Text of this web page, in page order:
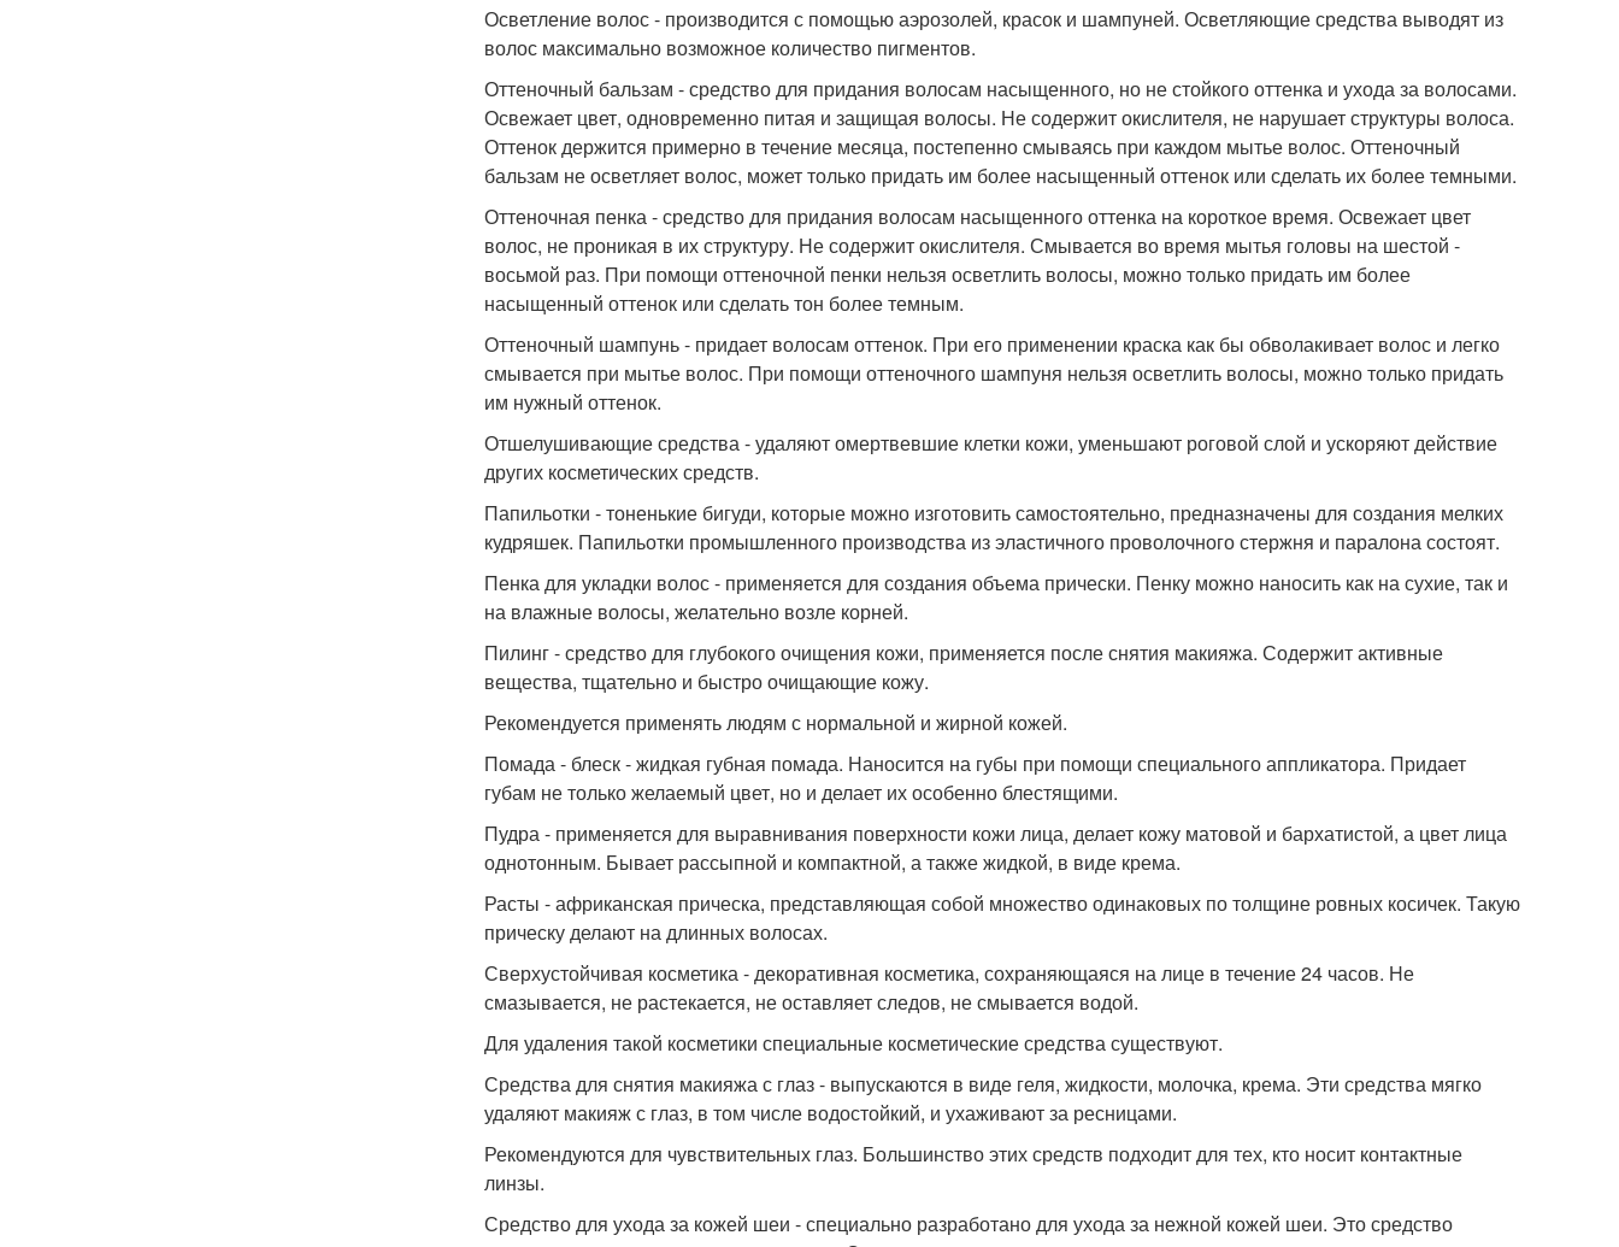
Осветление волос - производится с помощью аэрозолей, красок и шампуней. Осветляющие средства выводят из
волос максимально возможное количество пигментов.
Оттеночный бальзам - средство для придания волосам насыщенного, но не стойкого оттенка и ухода за волосами.
Освежает цвет, одновременно питая и защищая волосы. Не содержит окислителя, не нарушает структуры волоса.
Оттенок держится примерно в течение месяца, постепенно смываясь при каждом мытье волос. Оттеночный
бальзам не осветляет волос, может только придать им более насыщенный оттенок или сделать их более темными.
Оттеночная пенка - средство для придания волосам насыщенного оттенка на короткое время. Освежает цвет
волос, не проникая в их структуру. Не содержит окислителя. Смывается во время мытья головы на шестой -
восьмой раз. При помощи оттеночной пенки нельзя осветлить волосы, можно только придать им более
насыщенный оттенок или сделать тон более темным.
Оттеночный шампунь - придает волосам оттенок. При его применении краска как бы обволакивает волос и легко
смывается при мытье волос. При помощи оттеночного шампуня нельзя осветлить волосы, можно только придать
им нужный оттенок.
Отшелушивающие средства - удаляют омертвевшие клетки кожи, уменьшают роговой слой и ускоряют действие
других косметических средств.
Папильотки - тоненькие бигуди, которые можно изготовить самостоятельно, предназначены для создания мелких
кудряшек. Папильотки промышленного производства из эластичного проволочного стержня и паралона состоят.
Пенка для укладки волос - применяется для создания объема прически. Пенку можно наносить как на сухие, так и
на влажные волосы, желательно возле корней.
Пилинг - средство для глубокого очищения кожи, применяется после снятия макияжа. Содержит активные
вещества, тщательно и быстро очищающие кожу.
Рекомендуется применять людям с нормальной и жирной кожей.
Помада - блеск - жидкая губная помада. Наносится на губы при помощи специального аппликатора. Придает
губам не только желаемый цвет, но и делает их особенно блестящими.
Пудра - применяется для выравнивания поверхности кожи лица, делает кожу матовой и бархатистой, а цвет лица
однотонным. Бывает рассыпной и компактной, а также жидкой, в виде крема.
Расты - африканская прическа, представляющая собой множество одинаковых по толщине ровных косичек. Такую
прическу делают на длинных волосах.
Сверхустойчивая косметика - декоративная косметика, сохраняющаяся на лице в течение 24 часов. Не
смазывается, не растекается, не оставляет следов, не смывается водой.
Для удаления такой косметики специальные косметические средства существуют.
Средства для снятия макияжа с глаз - выпускаются в виде геля, жидкости, молочка, крема. Эти средства мягко
удаляют макияж с глаз, в том числе водостойкий, и ухаживают за ресницами.
Рекомендуются для чувствительных глаз. Большинство этих средств подходит для тех, кто носит контактные
линзы.
Средство для ухода за кожей шеи - специально разработано для ухода за нежной кожей шеи. Это средство